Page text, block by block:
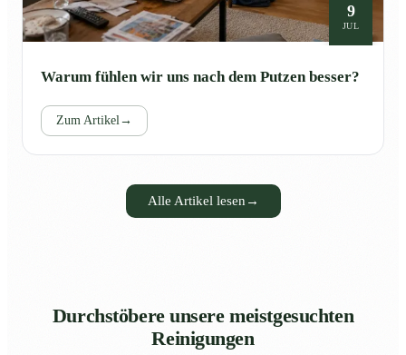
9
JUL
Warum fühlen wir uns nach dem Putzen besser?
Zum Artikel→
Alle Artikel lesen →
Durchstöbere unsere meistgesuchten
Reinigungen